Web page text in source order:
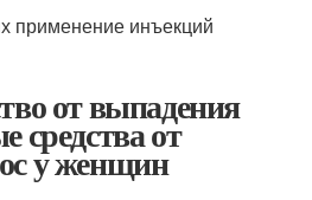
применение инъекций
от выпадения
средства от
у женщин